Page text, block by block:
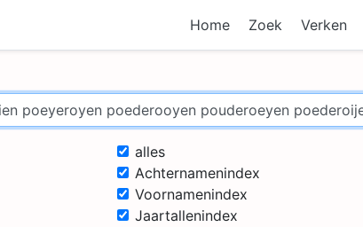
Home Zoek Verken
alles
Achternamenindex
Voornamenindex
Jaartallenindex